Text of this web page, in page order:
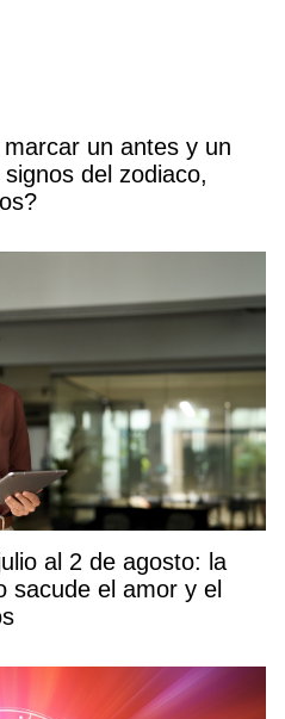
un antes y un
del zodiaco,
al 2 de agosto: la
sacude el amor y el